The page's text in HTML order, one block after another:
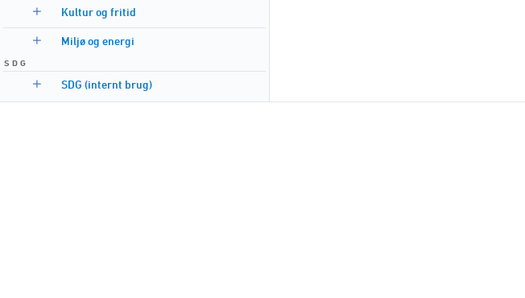
Kultur og fritid
Miljø og energi
S D G
SDG (internt brug)